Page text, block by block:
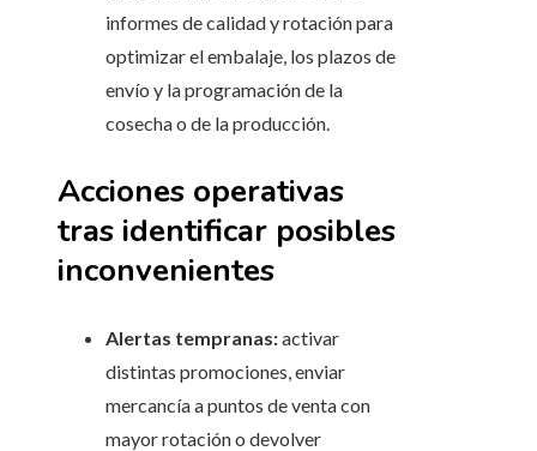
informes de calidad y rotación para
optimizar el embalaje, los plazos de
envío y la programación de la
cosecha o de la producción.
Acciones operativas
tras identificar posibles
inconvenientes
Alertas tempranas:activar
distintas promociones, enviar
mercancía a puntos de venta con
mayor rotación o devolver